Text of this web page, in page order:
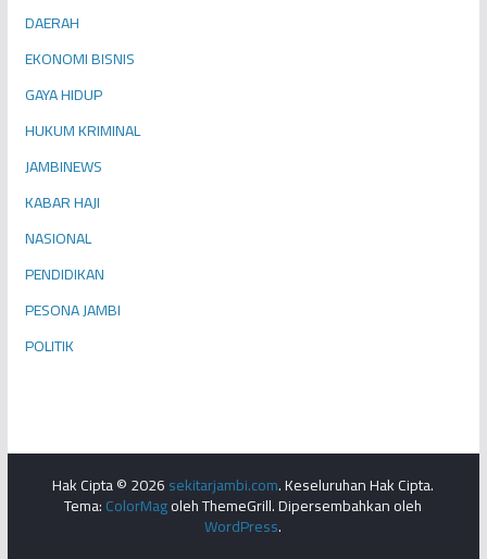
DAERAH
EKONOMI BISNIS
GAYA HIDUP
HUKUM KRIMINAL
JAMBINEWS
KABAR HAJI
NASIONAL
PENDIDIKAN
PESONA JAMBI
POLITIK
Hak Cipta © 2026sekitarjambi.com. Keseluruhan Hak Cipta.
Tema:ColorMagoleh ThemeGrill. Dipersembahkan oleh
WordPress.